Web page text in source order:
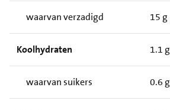
waarvan verzadigd 15 g
Koolhydraten 1.1 g
waarvan suikers 0.6 g